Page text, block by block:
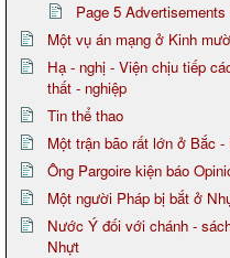
Page 5 Advertisements
Một vụ án mạng ở Kinh
Hạ - nghị - Viện chịu tiếp
thất - nghiệp
Tin thể thao
Một trận bão rất lớn ở Bắc -
Ông Pargoire kiện báo
Một người Pháp bị bắt ở
Nước Ý đối với chánh -
Nhựt